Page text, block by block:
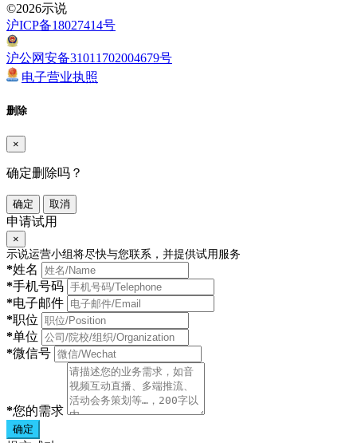
©2026示说
沪ICP备18027414号
沪公网安备31011702004679号
电子营业执照
删除
×
确定删除吗？
确定 取消
申请试用
×
示说运营小组将尽快与您联系，并提供试用服务
*姓名
*手机号码
*电子邮件
*职位
*单位
*微信号
*您的需求
确定